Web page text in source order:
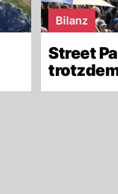
Bilanz
Street